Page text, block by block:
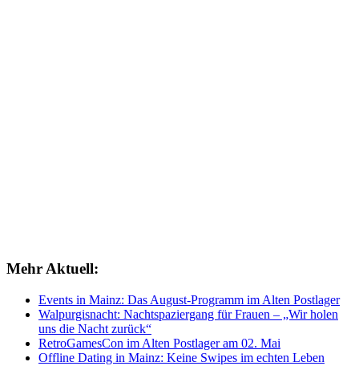
Mehr Aktuell:
Events in Mainz: Das August-Programm im Alten Postlager
Walpurgisnacht: Nachtspaziergang für Frauen – „Wir holen
uns die Nacht zurück“
RetroGamesCon im Alten Postlager am 02. Mai
Offline Dating in Mainz: Keine Swipes im echten Leben